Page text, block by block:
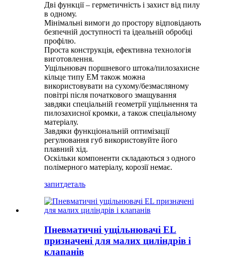
Дві функції – герметичність і захист від пилу
в одному.
Мінімальні вимоги до простору відповідають
безпечній доступності та ідеальній обробці
профілю.
Проста конструкція, ефективна технологія
виготовлення.
Ущільнювач поршневого штока/пилозахисне
кільце типу EM також можна
використовувати на сухому/безмасляному
повітрі після початкового змащування
завдяки спеціальній геометрії ущільнення та
пилозахисної кромки, а також спеціальному
матеріалу.
Завдяки функціональній оптимізації
регулювання губ використовуйте його
плавний хід.
Оскільки компоненти складаються з одного
полімерного матеріалу, корозії немає.
запитдеталь
Пневматичні ущільнювачі EL
призначені для малих циліндрів і
клапанів